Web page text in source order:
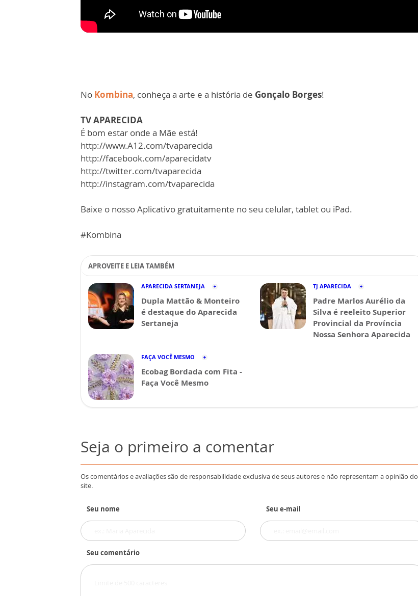
No Kombina, conheça a arte e a história de Gonçalo Borges!
TV APARECIDA
É bom estar onde a Mãe está!
http://www.A12.com/tvaparecida
http://facebook.com/aparecidatv
http://twitter.com/tvaparecida
http://instagram.com/tvaparecida
Baixe o nosso Aplicativo gratuitamente no seu celular, tablet ou iPad.
#Kombina
APROVEITE E LEIA TAMBÉM
APARECIDA SERTANEJA
Dupla Mattão & Monteiro
é destaque do Aparecida
Sertaneja
TJ APARECIDA
Padre Marlos Aurélio da
Silva é reeleito Superior
Provincial da Província
Nossa Senhora Aparecida
FAÇA VOCÊ MESMO
Ecobag Bordada com Fita -
Faça Você Mesmo
Seja o primeiro a comentar
Os comentários e avaliações são de responsabilidade exclusiva de seus autores e não representam a opinião do
site.
Seu nome Seu e-mail
Seu comentário